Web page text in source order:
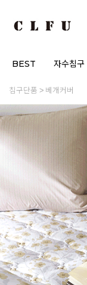
BEST 자수침구
침구단품 베개커버